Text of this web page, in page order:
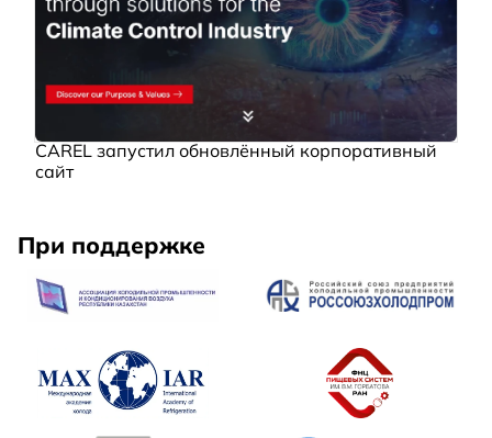
CAREL запустил обновлённый корпоративный
сайт
При поддержке